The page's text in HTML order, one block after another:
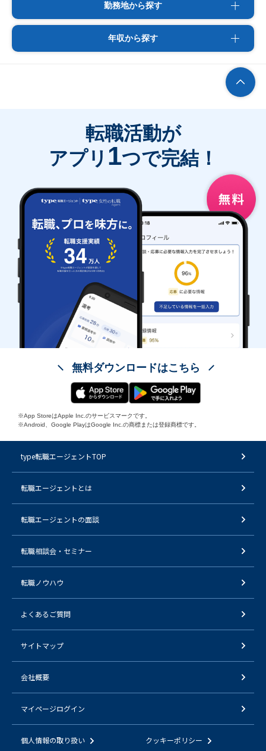
勤務地から探す
年収から探す
転職活動が
アプリ 1つで完結！
無料ダウンロードはこちら
※App StoreはApple Inc.のサービスマークです。
※Android、Google PlayはGoogle Inc.の商標または登録商標です。
type転職エージェントTOP
転職エージェントとは
転職エージェントの面談
転職相談会・セミナー
転職ノウハウ
よくあるご質問
サイトマップ
会社概要
マイページログイン
個人情報の取り扱い クッキーポリシー